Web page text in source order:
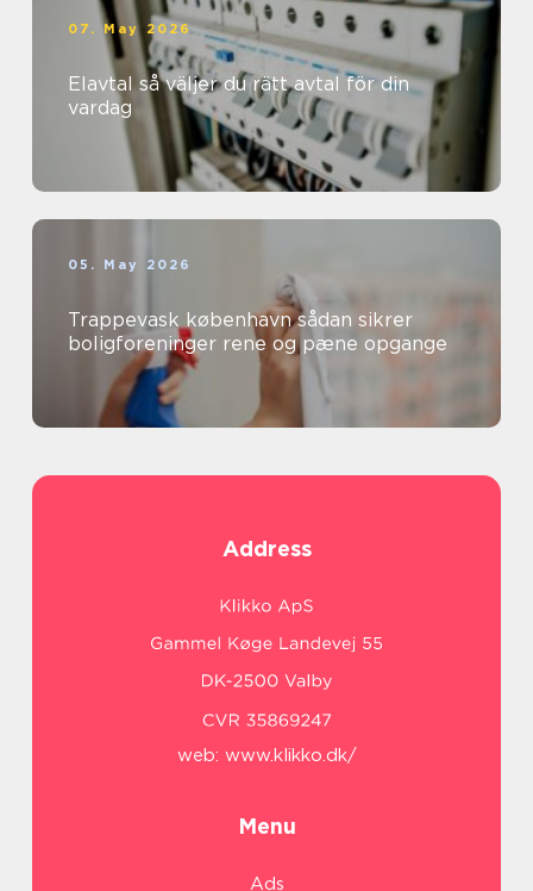
07. May 2026
Elavtal så väljer du rätt avtal för din
vardag
05. May 2026
Trappevask københavn sådan sikrer
boligforeninger rene og pæne opgange
Address
web: www.klikko.dk/
Menu
Ads